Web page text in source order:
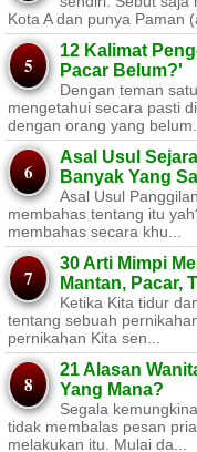
Kota A dan punya Paman
12 Kalimat
Pacar Belum?'
Dengan teman
mengetahui secara pasti
dengan orang yang belum...
Asal Usul
Banyak Yang
Asal Usul
membahas tentang itu
membahas secara khu...
30 Arti Mimpi
Mantan, Pacar,
Ketika Kita tidur
tentang sebuah
pernikahan Kita sen...
21 Alasan
Yang Mana?
Segala
tidak membalas pesan
melakukan itu. Mulai da...